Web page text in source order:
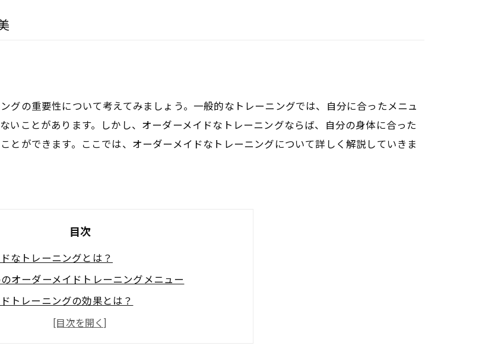
グの重要性について考えてみましょう。一般的なトレーニングでは、自分に合ったメニュ
いことがあります。しかし、オーダーメイドなトレーニングならば、自分の身体に合った
とができます。ここでは、オーダーメイドなトレーニングについて詳しく解説していきま
目次
なトレーニングとは？
オーダーメイドトレーニングメニュー
トレーニングの効果とは？
ナーによるオーダーメイドトレーニングを受けよう